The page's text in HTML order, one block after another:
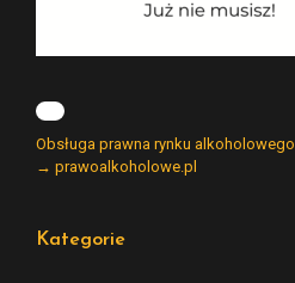
Obsługa prawna rynku alkoholowego
→ prawoalkoholowe.pl
Kategorie